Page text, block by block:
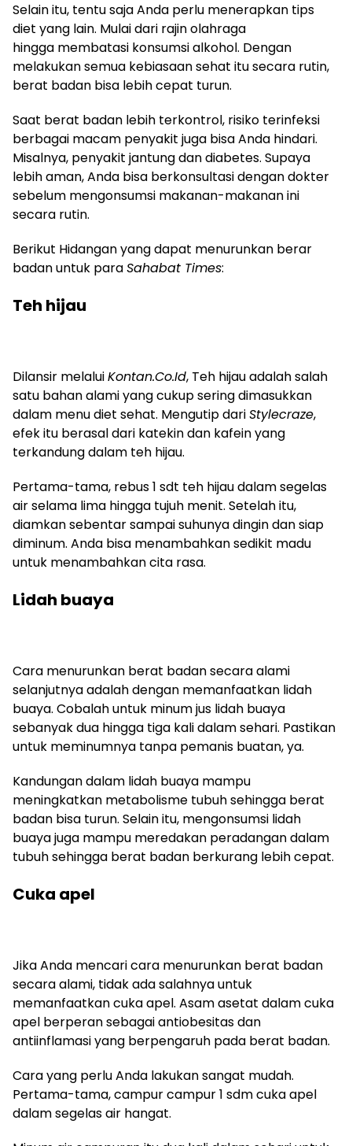
Selain itu, tentu saja Anda perlu menerapkan tips
diet yang lain. Mulai dari rajin olahraga
hingga membatasi konsumsi alkohol. Dengan
melakukan semua kebiasaan sehat itu secara rutin,
berat badan bisa lebih cepat turun.
Saat berat badan lebih terkontrol, risiko terinfeksi
berbagai macam penyakit juga bisa Anda hindari.
Misalnya, penyakit jantung dan diabetes. Supaya
lebih aman, Anda bisa berkonsultasi dengan dokter
sebelum mengonsumsi makanan-makanan ini
secara rutin.
Berikut Hidangan yang dapat menurunkan berar
badan untuk paraSahabat Times:
Teh hijau
Dilansir melaluiKontan.Co.Id, Teh hijau adalah salah
satu bahan alami yang cukup sering dimasukkan
dalam menu diet sehat. Mengutip dariStylecraze,
efek itu berasal dari katekin dan kafein yang
terkandung dalam teh hijau.
Pertama-tama, rebus 1 sdt teh hijau dalam segelas
air selama lima hingga tujuh menit. Setelah itu,
diamkan sebentar sampai suhunya dingin dan siap
diminum. Anda bisa menambahkan sedikit madu
untuk menambahkan cita rasa.
Lidah buaya
Cara menurunkan berat badan secara alami
selanjutnya adalah dengan memanfaatkan lidah
buaya. Cobalah untuk minum jus lidah buaya
sebanyak dua hingga tiga kali dalam sehari. Pastikan
untuk meminumnya tanpa pemanis buatan, ya.
Kandungan dalam lidah buaya mampu
meningkatkan metabolisme tubuh sehingga berat
badan bisa turun. Selain itu, mengonsumsi lidah
buaya juga mampu meredakan peradangan dalam
tubuh sehingga berat badan berkurang lebih cepat.
Cuka apel
Jika Anda mencari cara menurunkan berat badan
secara alami, tidak ada salahnya untuk
memanfaatkan cuka apel. Asam asetat dalam cuka
apel berperan sebagai antiobesitas dan
antiinflamasi yang berpengaruh pada berat badan.
Cara yang perlu Anda lakukan sangat mudah.
Pertama-tama, campur campur 1 sdm cuka apel
dalam segelas air hangat.